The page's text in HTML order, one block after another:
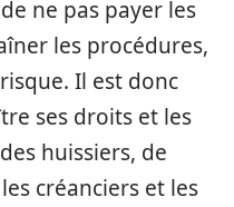
ne pas payer les
les procédures,
Il est donc
ses droits et les
huissiers, de
créanciers et les